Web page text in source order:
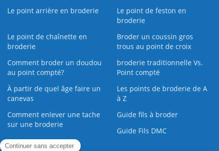
Le point arrière en broderie
Le point de feston en
broderie
Le point de chaînette en
broderie
Broder un coussin gros
trous au point de croix
Comment broder un doudou
au point compté?
broderie traditionnelle Vs.
Point compté
À partir de quel âge faire un
canevas
Les points de broderie de A
à Z
Comment enlever une tache
sur une broderie
Guide fils à broder
Guide Fils DMC
Guide de la Broderie